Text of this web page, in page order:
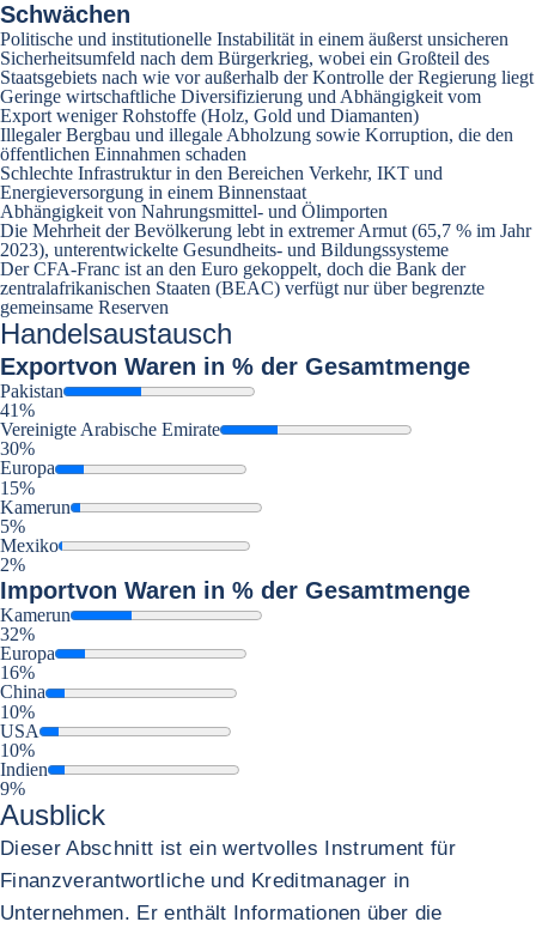
Schwächen
Politische und institutionelle Instabilität in einem äußerst unsicheren
Sicherheitsumfeld nach dem Bürgerkrieg, wobei ein Großteil des
Staatsgebiets nach wie vor außerhalb der Kontrolle der Regierung liegt
Geringe wirtschaftliche Diversifizierung und Abhängigkeit vom
Export weniger Rohstoffe (Holz, Gold und Diamanten)
Illegaler Bergbau und illegale Abholzung sowie Korruption, die den
öffentlichen Einnahmen schaden
Schlechte Infrastruktur in den Bereichen Verkehr, IKT und
Energieversorgung in einem Binnenstaat
Abhängigkeit von Nahrungsmittel- und Ölimporten
Die Mehrheit der Bevölkerung lebt in extremer Armut (65,7 % im Jahr
2023), unterentwickelte Gesundheits- und Bildungssysteme
Der CFA-Franc ist an den Euro gekoppelt, doch die Bank der
zentralafrikanischen Staaten (BEAC) verfügt nur über begrenzte
gemeinsame Reserven
Handelsaustausch
Exportvon Waren in % der Gesamtmenge
Pakistan
41%
Vereinigte Arabische Emirate
30%
Europa
15%
Kamerun
5%
Mexiko
2%
Importvon Waren in % der Gesamtmenge
Kamerun
32%
Europa
16%
China
10%
USA
10%
Indien
9%
Ausblick
Dieser Abschnitt ist ein wertvolles Instrument für
Finanzverantwortliche und Kreditmanager in
Unternehmen. Er enthält Informationen über die